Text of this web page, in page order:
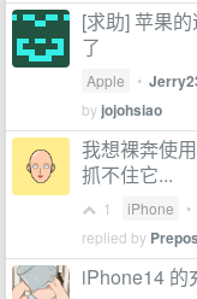
[求助] 苹果
了
Apple •
by jojohsiao
我想裸奔使
抓不住它...
1 iPhone •
replied by
iPhone14 的